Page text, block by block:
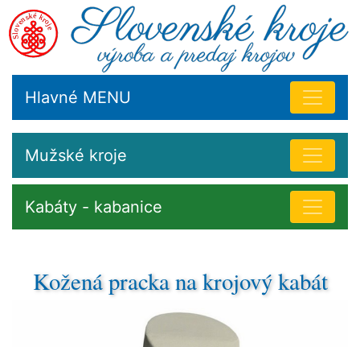
Hlavné MENU
Mužské kroje
Kabáty - kabanice
Kožená pracka na krojový kabát